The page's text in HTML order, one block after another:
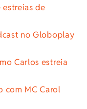
de
no Globoplay
Carlos estreia
com MC Carol